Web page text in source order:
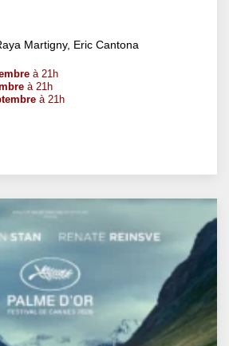
Martigny, Eric Cantona
à 21h
à 21h
à 21h